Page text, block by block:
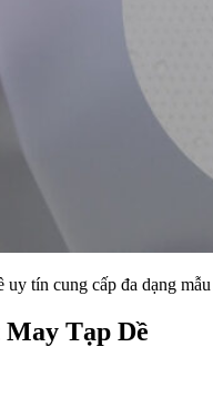
tín cung cấp đa dạng
Tạp Dề